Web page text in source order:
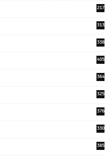
217
313
338
405
364
325
376
330
385